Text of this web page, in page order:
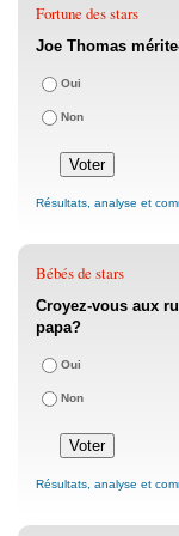
Fortune des stars
Joe Thomas
Oui
Non
Résultats, analyse et
Bébés de stars
Croyez-vous aux
papa?
Oui
Non
Résultats, analyse et